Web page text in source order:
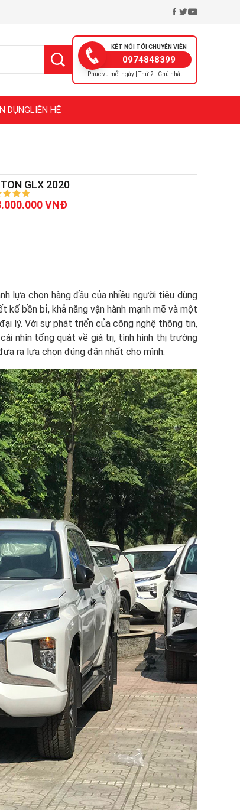
KẾT NỐI TỚI CHUYÊN VIÊN
0974848399
Phục vụ mỗi ngày | Thứ 2 - Chủ nhật
DỤNGLIÊN HỆ
GLX 2020
VNĐ
lựa chọn hàng đầu của nhiều người tiêu dùng
bền bỉ, khả năng vận hành mạnh mẽ và một
lý. Với sự phát triển của công nghệ thông tin,
nhìn tổng quát về giá trị, tình hình thị trường
ra lựa chọn đúng đắn nhất cho mình.